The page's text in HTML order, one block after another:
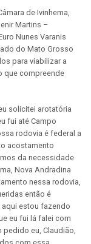
de Ivinhema,
Martins –
Nunes Varanis
do Mato Grosso
para viabilizar a
que compreende
solicitei arotatória
fui até Campo
rodovia é federal a
acostamento
da necessidade
Nova Andradina
nessa rodovia,
então é
estou fazendo
eu fui lá falei com
pedido eu, Claudião,